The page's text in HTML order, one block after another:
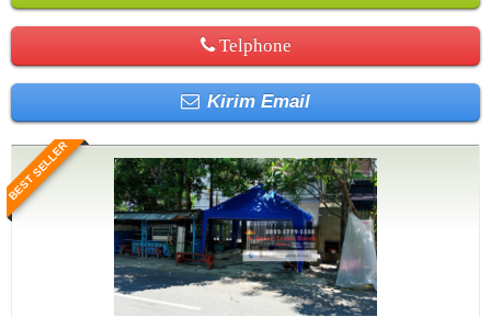
Telphone
Kirim Email
BEST SELLER